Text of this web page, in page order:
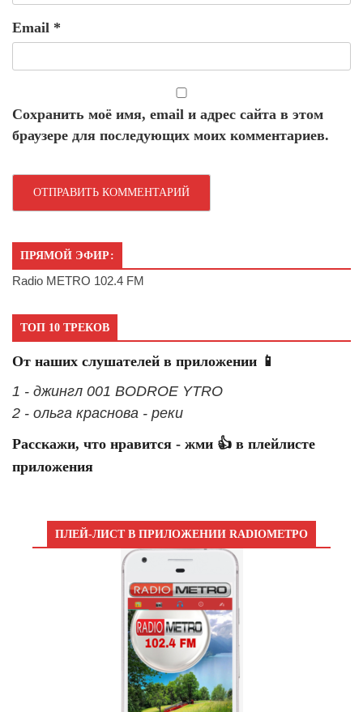
Email *
Сохранить моё имя, email и адрес сайта в этом
браузере для последующих моих комментариев.
ПРЯМОЙ ЭФИР:
Radio METRO 102.4 FM
ТОП 10 ТРЕКОВ
От наших слушателей в приложении 📱
1 - джингл 001 BODROE YTRO
2 - ольга краснова - реки
Расскажи, что нравится - жми 👍 в плейлисте
приложения
ПЛЕЙ-ЛИСТ В ПРИЛОЖЕНИИ RADIOМЕТРО